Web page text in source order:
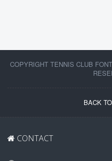
COPYRIGHT TENNIS CLUB
BACK
CONTACT